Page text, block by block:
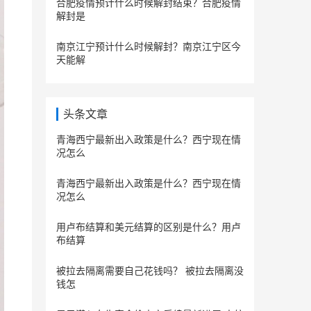
合肥疫情预计什么时候解封结束？合肥疫情
解封是
南京江宁预计什么时候解封？南京江宁区今
天能解
头条文章
青海西宁最新出入政策是什么？西宁现在情
况怎么
青海西宁最新出入政策是什么？西宁现在情
况怎么
用卢布结算和美元结算的区别是什么？用卢
布结算
被拉去隔离需要自己花钱吗？ 被拉去隔离没
钱怎